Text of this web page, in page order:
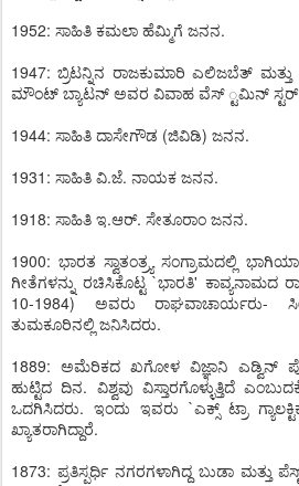
1952: ಸಾಹಿತಿ ಕಮಲಾ ಹೆಮ್ಮಿಗೆ ಜನನ.
1947: ಬ್ರಿಟನ್ನಿನ ರಾಜಕುಮಾರಿ ಎಲಿಜಬೆತ್
ಮೌಂಟ್ ಬ್ಯಾಟನ್ ಅವರ ವಿವಾಹ ವೆಸ್ ್ಟಮಿನ್ ಸ್ಟರ್
1944: ಸಾಹಿತಿ ದಾಸೇಗೌಡ (ಜಿವಿಡಿ) ಜನನ.
1931: ಸಾಹಿತಿ ವಿ.ಜೆ. ನಾಯಕ ಜನನ.
1918: ಸಾಹಿತಿ ಇ.ಆರ್. ಸೇತೂರಾಂ ಜನನ.
1900: ಭಾರತ ಸ್ವಾತಂತ್ರ್ಯ ಸಂಗ್ರಾಮದಲ್ಲಿ
ಗೀತೆಗಳನ್ನು ರಚಿಸಿಕೊಟ್ಟ `ಭಾರತಿ' ಕಾವ್ಯನಾಮದ
10-1984) ಅವರು ರಾಘವಾಚಾರ್ಯರು-
ತುಮಕೂರಿನಲ್ಲಿ ಜನಿಸಿದರು.
1889: ಅಮೆರಿಕದ ಖಗೋಳ ವಿಜ್ಞಾನಿ ಎಡ್ವಿನ್
ಹುಟ್ಟಿದ ದಿನ. ವಿಶ್ವವು ವಿಸ್ತಾರಗೊಳ್ಳುತ್ತಿದೆ
ಒದಗಿಸಿದರು. ಇಂದು ಇವರು `ಎಕ್ಸ್ ಟ್ರಾ
ಖ್ಯಾತರಾಗಿದ್ದಾರೆ.
1873: ಪ್ರತಿಸ್ಪರ್ಧಿ ನಗರಗಳಾಗಿದ್ದ ಬುಡಾ